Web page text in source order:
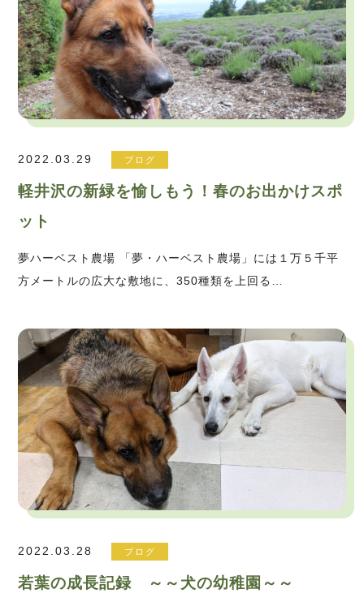
2022.03.29 ブログ
軽井沢の新緑を愉しもう！春のお出かけスポ
ット
夢ハーベスト農場 「夢・ハーベスト農場」には１万５千平
方メートルの広大な敷地に、350種類を上回る…
2022.03.28 ブログ
若葉の成長記録 ～～犬の幼稚園～～